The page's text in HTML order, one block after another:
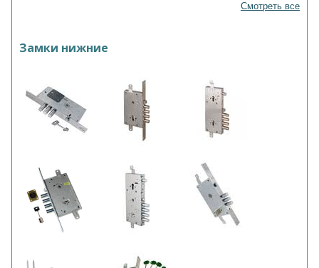
Смотреть все
Замки нижние